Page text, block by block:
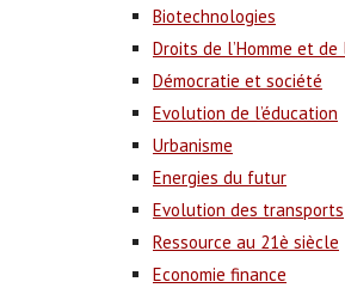
Biotechnologies
Droits de l’Homme et de
Démocratie et société
Evolution de l’éducation
Urbanisme
Energies du futur
Evolution des transports
Ressource au 21è siècle
Economie finance